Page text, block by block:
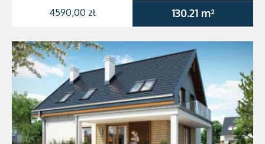
4590,00 zł 130.21 m²